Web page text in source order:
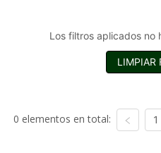
Los filtros aplicados no
LIMPIAR
0 elementos en total: 1